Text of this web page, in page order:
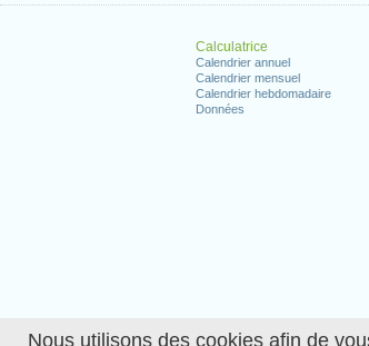
Nous utilisons des cookies afin de
Calculatrice
Calendrier annuel
Calendrier mensuel
Calendrier hebdomadaire
Données